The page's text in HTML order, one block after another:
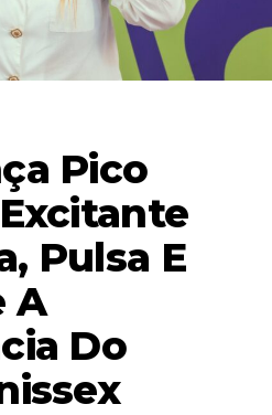
Pico
Pulsa E
A
Do